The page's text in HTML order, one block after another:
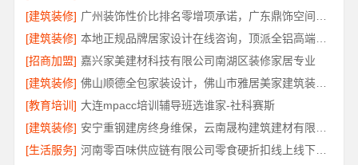
[建筑装修]
[建筑装修]
本地正规品牌居家设计在线咨询，顶派全铝高端定制
[招商加盟] 嘉兴家美建材科技有限公司南湖区装修家居专业
[建筑装修]
佛山顺德全包家装设计，佛山市雅居美家建筑装饰工程有限公司
[教育培训] 大连mpacc培训辅导班选谁家-社科赛斯
[建筑装修]
[生活服务]
河南零百味供应链有限公司零食硬折扣线上线下联动